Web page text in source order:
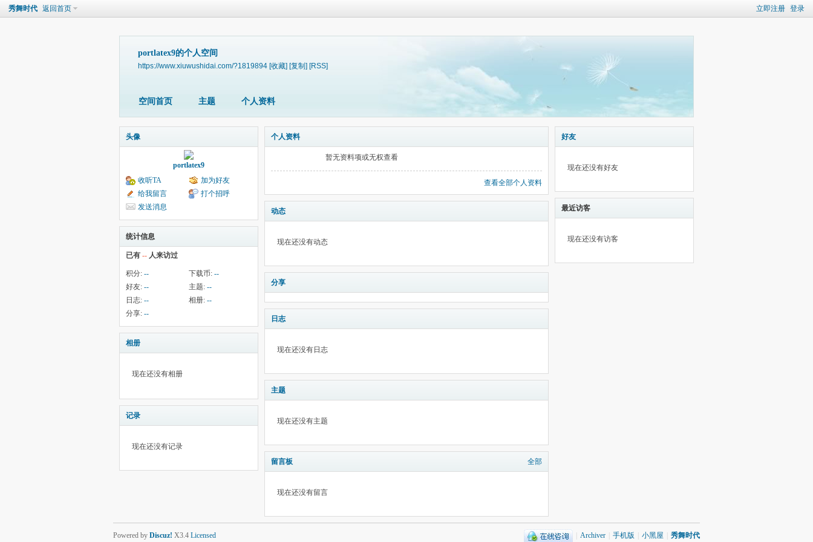
立即注册 登录
秀舞时代 返回首页
portlatex9的个人空间
https://www.xiuwushidai.com/?1819894 [收藏] [复制] [RSS]
空间首页 主题 个人资料
头像
portlatex9
收听TA
加为好友
给我留言
打个招呼
发送消息
统计信息
已有 -- 人来访过
积分: -- 下载币: --
好友: -- 主题: --
日志: -- 相册: --
分享: --
相册
现在还没有相册
记录
现在还没有记录
个人资料
暂无资料项或无权查看
查看全部个人资料
动态
现在还没有动态
分享
日志
现在还没有日志
主题
现在还没有主题
留言板 全部
现在还没有留言
好友
现在还没有好友
最近访客
现在还没有访客
Archiver 手机版 小黑屋 秀舞时代
Powered by Discuz! X3.4 Licensed